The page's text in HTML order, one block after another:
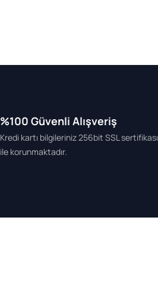
%100 Güvenli Alışveriş
Kredi kartı bilgileriniz 256bit SSL sertifikası
ile korunmaktadır.